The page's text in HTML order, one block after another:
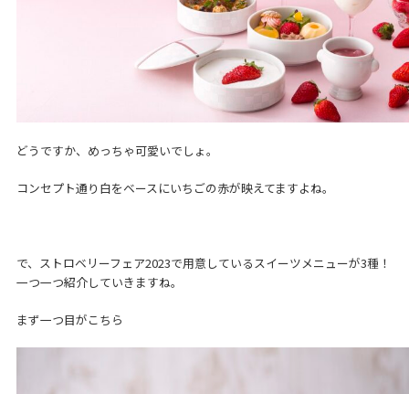
どうですか、めっちゃ可愛いでしょ。
コンセプト通り白をベースにいちごの赤が映えてますよね。
で、ストロベリーフェア2023で用意しているスイーツメニューが3種！
一つ一つ紹介していきますね。
まず一つ目がこちら